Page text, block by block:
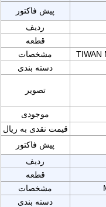
پیش فاکتور
ردیف
قطعه
مشخصات
TIWAN
دسته بندی
تصویر
موجودی
قیمت نقدی به ریال
پیش فاکتور
ردیف
قطعه
مشخصات
دسته بندی